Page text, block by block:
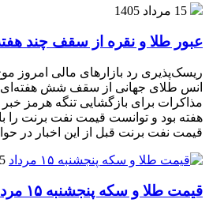
15 مرداد 1405
عبور طلا و نقره از سقف چند
ریسک‌پذیری رد بازارهای مالی امروز
انس طلای جهانی از سقف شش
مذاکرات برای بازگشایی تنگه هرمز
قیمت نفت برنت قبل از این اخبار در حوالی ۸۷ دلار در نوسان
15
قیمت طلا و سکه پنجشنبه ۱۵ مرداد